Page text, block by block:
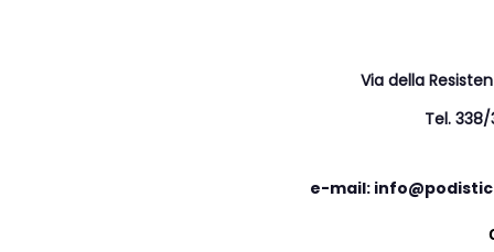
Via della
Tel.
e-mail: